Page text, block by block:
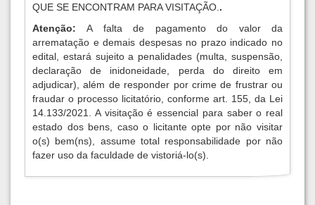
QUE SE ENCONTRAM PARA VISITAÇÃO. .
Atenção:A falta de pagamento do valor da
arrematação e demais despesas no prazo indicado no
edital, estará sujeito a penalidades (multa, suspensão,
declaração de inidoneidade, perda do direito em
adjudicar), além de responder por crime de frustrar ou
fraudar o processo licitatório, conforme art. 155, da Lei
14.133/2021. A visitação é essencial para saber o real
estado dos bens, caso o licitante opte por não visitar
o(s) bem(ns), assume total responsabilidade por não
fazer uso da faculdade de vistoriá-lo(s).